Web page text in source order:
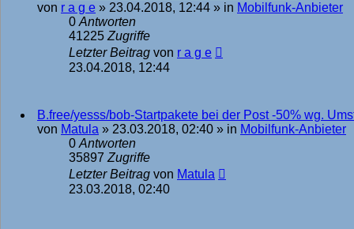
von r a g e » 23.04.2018, 12:44 » in Mobilfunk-Anbieter
0Antworten
41225Zugriffe
Letzter Beitrag von r a g e
23.04.2018, 12:44
B.free/yesss/bob-Startpakete bei der Post -50% wg.
von Matula » 23.03.2018, 02:40 » in Mobilfunk-Anbieter
0Antworten
35897Zugriffe
Letzter Beitrag von Matula
23.03.2018, 02:40